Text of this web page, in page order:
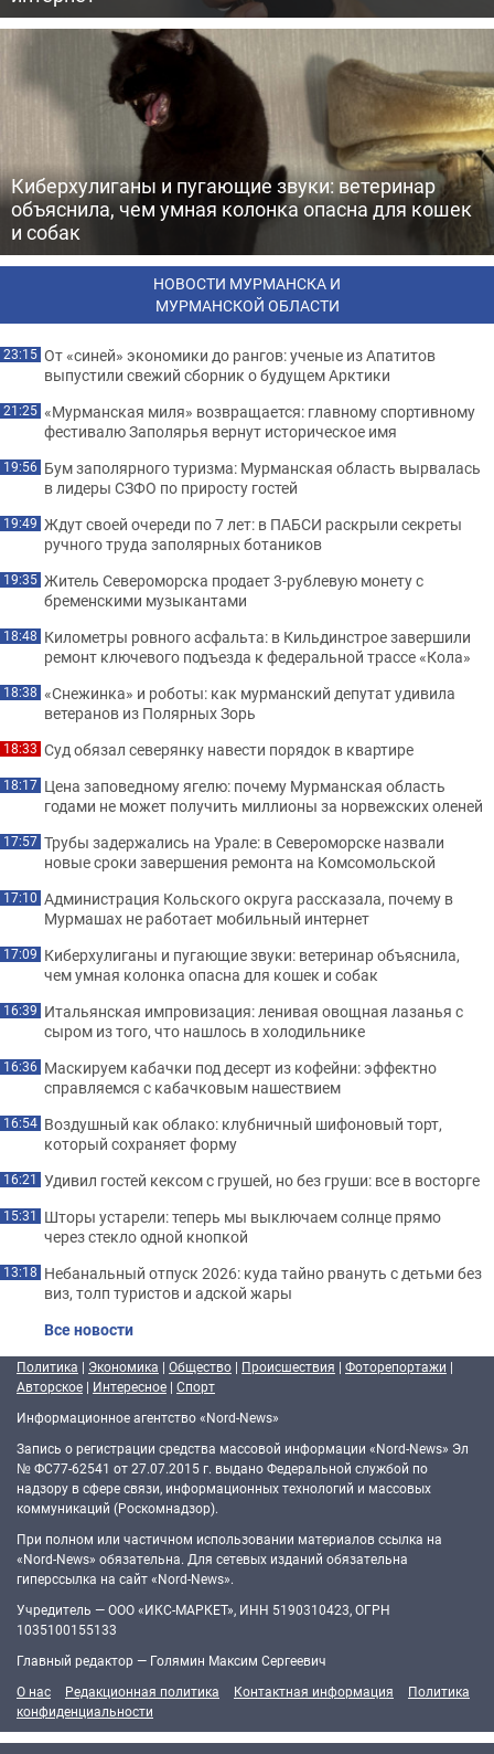
Киберхулиганы и пугающие звуки: ветеринар
объяснила, чем умная колонка опасна для кошек
и собак
НОВОСТИ МУРМАНСКА И
МУРМАНСКОЙ ОБЛАСТИ
23:15 От «синей» экономики до рангов: ученые из Апатитов
выпустили свежий сборник о будущем Арктики
21:25 «Мурманская миля» возвращается: главному спортивному
фестивалю Заполярья вернут историческое имя
19:56 Бум заполярного туризма: Мурманская область вырвалась
в лидеры СЗФО по приросту гостей
19:49 Ждут своей очереди по 7 лет: в ПАБСИ раскрыли секреты
ручного труда заполярных ботаников
19:35 Житель Североморска продает 3-рублевую монету с
бременскими музыкантами
18:48 Километры ровного асфальта: в Кильдинстрое завершили
ремонт ключевого подъезда к федеральной трассе «Кола»
18:38 «Снежинка» и роботы: как мурманский депутат удивила
ветеранов из Полярных Зорь
18:33 Суд обязал северянку навести порядок в квартире
18:17 Цена заповедному ягелю: почему Мурманская область
годами не может получить миллионы за норвежских оленей
17:57 Трубы задержались на Урале: в Североморске назвали
новые сроки завершения ремонта на Комсомольской
17:10 Администрация Кольского округа рассказала, почему в
Мурмашах не работает мобильный интернет
17:09 Киберхулиганы и пугающие звуки: ветеринар объяснила,
чем умная колонка опасна для кошек и собак
16:39 Итальянская импровизация: ленивая овощная лазанья с
сыром из того, что нашлось в холодильнике
16:36 Маскируем кабачки под десерт из кофейни: эффектно
справляемся с кабачковым нашествием
16:54 Воздушный как облако: клубничный шифоновый торт,
который сохраняет форму
16:21 Удивил гостей кексом с грушей, но без груши: все в восторге
15:31 Шторы устарели: теперь мы выключаем солнце прямо
через стекло одной кнопкой
13:18 Небанальный отпуск 2026: куда тайно рвануть с детьми без
виз, толп туристов и адской жары
Все новости
Политика | Экономика | Общество | Происшествия | Фоторепортажи |
Авторское | Интересное | Спорт
Информационное агентство «Nord-News»
Запись о регистрации средства массовой информации «Nord-News» Эл
№ ФС77-62541 от 27.07.2015 г. выдано Федеральной службой по
надзору в сфере связи, информационных технологий и массовых
коммуникаций (Роскомнадзор).
При полном или частичном использовании материалов ссылка на
«Nord-News» обязательна. Для сетевых изданий обязательна
гиперссылка на сайт «Nord-News».
Учредитель — ООО «ИКС-МАРКЕТ», ИНН 5190310423, ОГРН
1035100155133
Главный редактор — Голямин Максим Сергеевич
О нас
Редакционная политика Контактная информация
Политика
конфиденциальности